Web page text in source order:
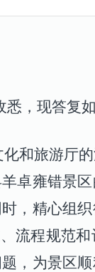
悉，现答复
和旅游厅
卓雍错景
，精心组
流程规范
，为景区